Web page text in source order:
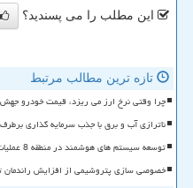
این مطلب را می پسندید؟
تازه ترین مطالب مرتبط
چرا وقتی نرخ ارز می ریزد، قیمت خودرو
ناترازی آب و برق با جذب سرمایه گذاری
توسعه سیستم های هوشمند در منطقه 8 عملیات انتقال گاز شتاب گرفت
خصوصی سازی پتروشیمی از افزایش راندمان